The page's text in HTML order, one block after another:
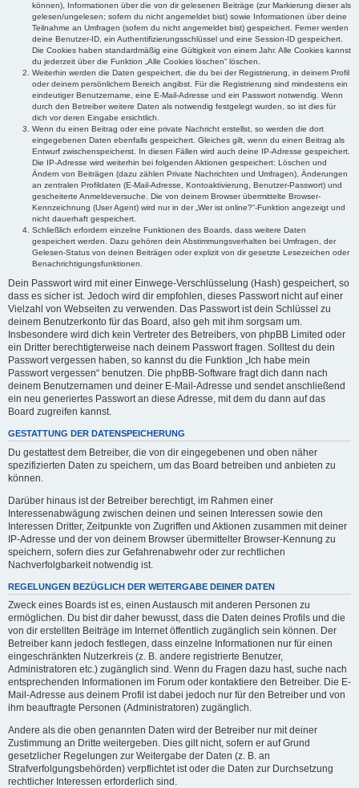
können), Informationen über die von dir gelesenen Beiträge (zur Markierung dieser als
gelesen/ungelesen; sofern du nicht angemeldet bist) sowie Informationen über deine
Teilnahme an Umfragen (sofern du nicht angemeldet bist) gespeichert. Ferner werden
deine Benutzer-ID, ein Authentifizierungsschlüssel und eine Session-ID gespeichert.
Die Cookies haben standardmäßig eine Gültigkeit von einem Jahr. Alle Cookies kannst
du jederzeit über die Funktion „Alle Cookies löschen“ löschen.
Weiterhin werden die Daten gespeichert, die du bei der Registrierung, in deinem Profil
oder deinem persönlichem Bereich angibst. Für die Registrierung sind mindestens ein
eindeutiger Benutzername, eine E-Mail-Adresse und ein Passwort notwendig. Wenn
durch den Betreiber weitere Daten als notwendig festgelegt wurden, so ist dies für
dich vor deren Eingabe ersichtlich.
Wenn du einen Beitrag oder eine private Nachricht erstellst, so werden die dort
eingegebenen Daten ebenfalls gespeichert. Gleiches gilt, wenn du einen Beitrag als
Entwurf zwischenspeicherst. In diesen Fällen wird auch deine IP-Adresse gespeichert.
Die IP-Adresse wird weiterhin bei folgenden Aktionen gespeichert: Löschen und
Ändern von Beiträgen (dazu zählen Private Nachrichten und Umfragen), Änderungen
an zentralen Profildaten (E-Mail-Adresse, Kontoaktivierung, Benutzer-Passwort) und
gescheiterte Anmeldeversuche. Die von deinem Browser übermittelte Browser-
Kennzeichnung (User Agent) wird nur in der „Wer ist online?“-Funktion angezeigt und
nicht dauerhaft gespeichert.
Schließlich erfordern einzelne Funktionen des Boards, dass weitere Daten
gespeichert werden. Dazu gehören dein Abstimmungsverhalten bei Umfragen, der
Gelesen-Status von deinen Beiträgen oder explizit von dir gesetzte Lesezeichen oder
Benachrichtigungsfunktionen.
Dein Passwort wird mit einer Einwege-Verschlüsselung (Hash) gespeichert, so
dass es sicher ist. Jedoch wird dir empfohlen, dieses Passwort nicht auf einer
Vielzahl von Webseiten zu verwenden. Das Passwort ist dein Schlüssel zu
deinem Benutzerkonto für das Board, also geh mit ihm sorgsam um.
Insbesondere wird dich kein Vertreter des Betreibers, von phpBB Limited oder
ein Dritter berechtigterweise nach deinem Passwort fragen. Solltest du dein
Passwort vergessen haben, so kannst du die Funktion „Ich habe mein
Passwort vergessen“ benutzen. Die phpBB-Software fragt dich dann nach
deinem Benutzernamen und deiner E-Mail-Adresse und sendet anschließend
ein neu generiertes Passwort an diese Adresse, mit dem du dann auf das
Board zugreifen kannst.
GESTATTUNG DER DATENSPEICHERUNG
Du gestattest dem Betreiber, die von dir eingegebenen und oben näher
spezifizierten Daten zu speichern, um das Board betreiben und anbieten zu
können.
Darüber hinaus ist der Betreiber berechtigt, im Rahmen einer
Interessenabwägung zwischen deinen und seinen Interessen sowie den
Interessen Dritter, Zeitpunkte von Zugriffen und Aktionen zusammen mit deiner
IP-Adresse und der von deinem Browser übermittelter Browser-Kennung zu
speichern, sofern dies zur Gefahrenabwehr oder zur rechtlichen
Nachverfolgbarkeit notwendig ist.
REGELUNGEN BEZÜGLICH DER WEITERGABE DEINER DATEN
Zweck eines Boards ist es, einen Austausch mit anderen Personen zu
ermöglichen. Du bist dir daher bewusst, dass die Daten deines Profils und die
von dir erstellten Beiträge im Internet öffentlich zugänglich sein können. Der
Betreiber kann jedoch festlegen, dass einzelne Informationen nur für einen
eingeschränkten Nutzerkreis (z. B. andere registrierte Benutzer,
Administratoren etc.) zugänglich sind. Wenn du Fragen dazu hast, suche nach
entsprechenden Informationen im Forum oder kontaktiere den Betreiber. Die E-
Mail-Adresse aus deinem Profil ist dabei jedoch nur für den Betreiber und von
ihm beauftragte Personen (Administratoren) zugänglich.
Andere als die oben genannten Daten wird der Betreiber nur mit deiner
Zustimmung an Dritte weitergeben. Dies gilt nicht, sofern er auf Grund
gesetzlicher Regelungen zur Weitergabe der Daten (z. B. an
Strafverfolgungsbehörden) verpflichtet ist oder die Daten zur Durchsetzung
rechtlicher Interessen erforderlich sind.